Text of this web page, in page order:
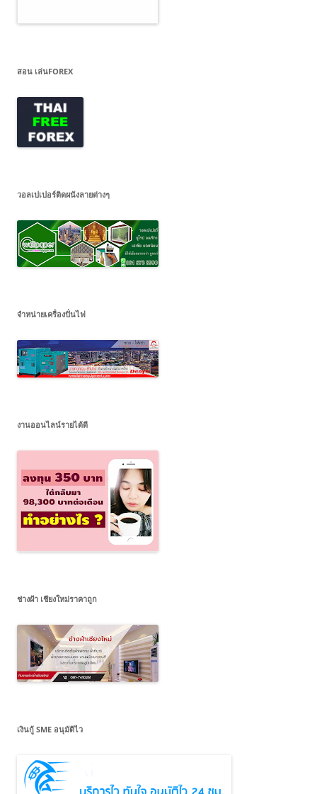
สอน เล่นFOREX
วอลเปเปอร์ติดผนังลายต่างๆ
จำหน่ายเครื่องปั่นไฟ
งานออนไลน์รายได้ดี
ช่างฝ้า เชียงใหม่ราคาถูก
เงินกู้ SME อนุมัติไว